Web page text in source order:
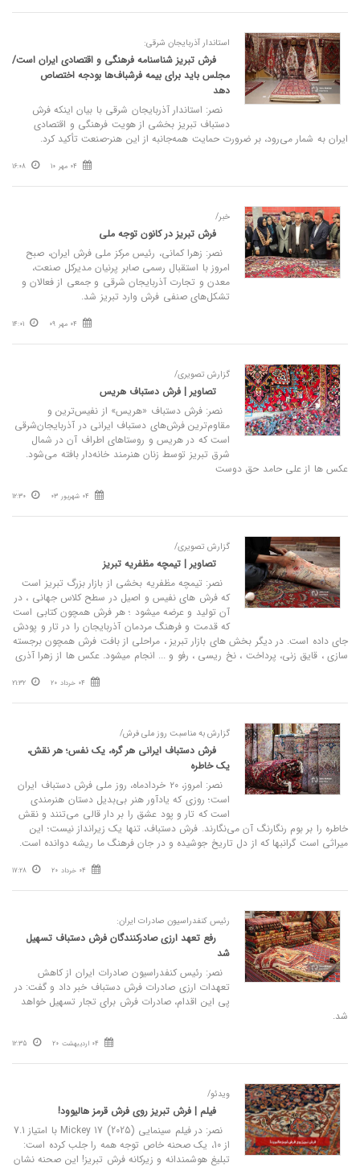
استاندار آذربایجان شرقی:
فرش تبریز شناسنامه فرهنگی و اقتصادی ایران است/
مجلس باید برای بیمه فرشباف‌ها بودجه اختصاص
دهد
نصر: استاندار آذربایجان شرقی با بیان اینکه فرش
دستباف تبریز بخشی از هویت فرهنگی و اقتصادی
ایران به شمار می‌رود، بر ضرورت حمایت همه‌جانبه از این هنر-صنعت تأکید کرد.
04 مهر 10 16:08
خبر/
فرش تبریز در کانون توجه ملی
نصر: زهرا کمانی، رئیس مرکز ملی فرش ایران، صبح
امروز با استقبال رسمی صابر پرنیان مدیرکل صنعت،
معدن و تجارت آذربایجان شرقی و جمعی از فعالان و
تشکل‌های صنفی فرش وارد تبریز شد.
04 مهر 09 14:01
گزارش تصویری/
تصاویر | فرش دستباف هریس
نصر: فرش دستباف «هریس» از نفیس‌ترین و
مقاوم‌ترین فرش‌های دستباف ایرانی در آذربایجان‌شرقی
است که در هریس و روستاهای اطراف آن در شمال
شرق تبریز توسط زنان هنرمند خانه‌دار بافته می‌شود.
عکس ها از علی حامد حق دوست
04 شهریور 03 12:30
گزارش تصویری/
تصاویر | تیمچه مظفریه تبریز
نصر: تیمچه مظفریه بخشی از بازار بزرگ تبریز است
که فرش های نفیس و اصیل در سطح کلاس جهانی ، در
آن تولید و عرضه میشود ؛ هر فرش همچون کتابی است
که قدمت و فرهنگ مردمان آذربایجان را در تار و پودش
جای داده است. در دیگر بخش های بازار تبریز ، مراحلی از بافت فرش همچون برجسته
سازی ، قایق زنی، پرداخت ، نخ ریسی ، رفو و ... انجام میشود. عکس ها از زهرا آذری
04 خرداد 20 21:32
گزارش به‌ مناسبت روز ملی فرش/
فرش دستباف ایرانی هر گره، یک نفس؛ هر نقش،
یک خاطره
نصر: امروز، ۲۰ خردادماه، روز ملی فرش دستباف ایران
است؛ روزی که یادآور هنر بی‌بدیل دستان هنرمندی
است که تار و پود عشق را بر دار قالی می‌تنند و نقش
خاطره را بر بوم رنگارنگ آن می‌نگارند. فرش دستباف، تنها یک زیرانداز نیست؛ این
میراثی است گرانبها که از دل تاریخ جوشیده و در جان فرهنگ ما ریشه دوانده است.
04 خرداد 20 17:28
رئیس کنفدراسیون صادرات ایران:
رفع تعهد ارزی صادرکنندگان فرش دستباف تسهیل
شد
نصر: رئیس کنفدراسیون صادرات ایران از کاهش
تعهدات ارزی صادرات فرش دستباف خبر داد و گفت: در
پی این اقدام، صادرات فرش برای تجار تسهیل خواهد
شد.
04 اردیبهشت 20 12:35
ویدئو/
فیلم | فرش تبریز روی فرش قرمز هالیوود!
نصر: در فیلم سینمایی Mickey 17 (2025) با امتیاز 7.1
از 10، یک صحنه خاص توجه همه را جلب کرده است:
تبلیغ هوشمندانه و زیرکانه فرش تبریز! این صحنه نشان